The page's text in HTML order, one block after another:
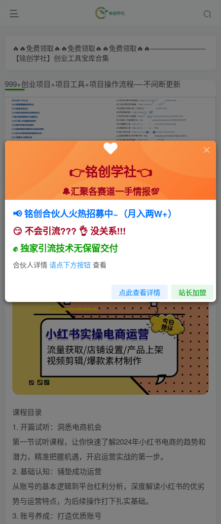
🔥🔥免费领取🔥🔥免费领取🔥🔥免费领取🔥🔥————————
【铭创学社】创业工具宝库合集
999+创业项目+项目工具+项目操作流程—-不间断更新
首页 🍻会员专享 📚综合教程 正文
小红书实操电商运营：流量获取/店铺设置/产品上
架/视频剪辑/爆款素材制作
小助手
120 23
课程目录
1. 开篇试听：洞悉电商机会
第一节试听课程，让你快速了解2024年小红书电商的趋势和
潜力，精准把握机遇，开启运营实战的第一步。
2. 基础认知：铺垫成功运营
从账号的基本逻辑到平台红利分析，深度解读小红书的优劣
势与运营特点，为后续操作打下扎实基础。
3. 账号养成：打造优质账号
👉铭创学社👈
🔔汇聚各赛道一手情报💯
📢 铭创合伙人火热招募中~（月入两W+）
😏 不会引流??? 👌 没关系!!!
✊ 独家引流技术无保留交付
合伙人详情 请点下方按钮 查看
点此查看详情 站长加盟